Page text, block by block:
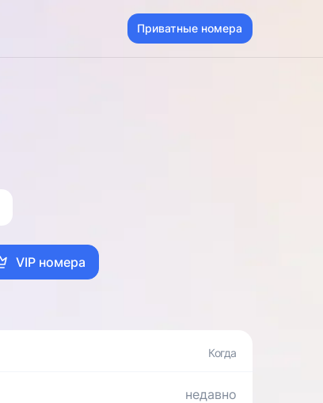
Приватные номера
VIP номера
недавно